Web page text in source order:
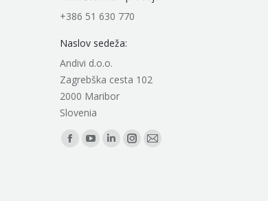
+386 51 630 770
Naslov sedeža:
Andivi d.o.o.
Zagrebška cesta 102
2000 Maribor
Slovenia
Find us on:
Facebook
YouTube
LinkedinInstagram
Mail